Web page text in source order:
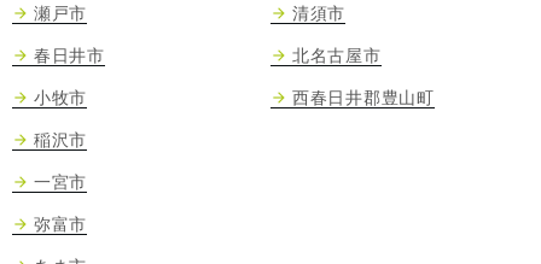
瀬戸市
春日井市
小牧市
清須市
北名古屋市
西春日井郡豊山町
稲沢市
一宮市
弥富市